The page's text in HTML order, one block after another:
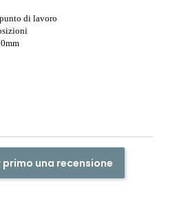
di lavoro
primo una recensione